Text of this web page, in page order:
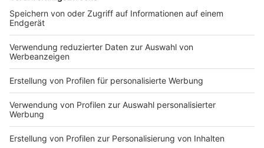
Wir haben alle Gewinner über Facebook angeschrieben.
Anzeige
Das musstet ihr wissen
Anzeige